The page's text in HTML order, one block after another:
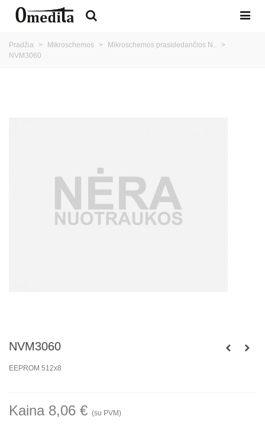
Pradžia > Mikroschemos > Mikroschemos prasidedančios N..
>
NVM3060
NVM3060
EEPROM 512x8
Kaina 8,06 € (su PVM)